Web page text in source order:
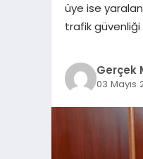
üye ise
trafik güvenliği
Gerçek
03 Mayıs